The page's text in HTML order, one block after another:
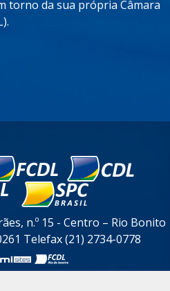
torno da sua própria Câmara
n.º 15 - Centro – Rio Bonito
Telefax (21) 2734-0778